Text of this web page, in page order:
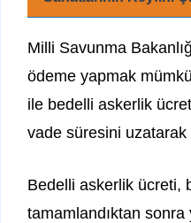
Milli Savunma
ödeme yapmak
ile bedelli askerlik
vade süresini uzatarak
Bedelli askerlik ücreti,
tamamlandıktan sonra